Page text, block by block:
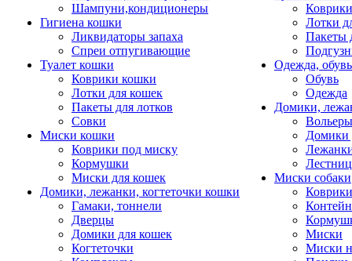
Шампуни,кондиционеры
Гигиена кошки
Ликвидаторы запаха
Спреи отпугивающие
Туалет кошки
Коврики кошки
Лотки для кошек
Пакеты для лотков
Совки
Миски кошки
Коврики под миску
Кормушки
Миски для кошек
Домики, лежанки, когтеточки кошки
Гамаки, тоннели
Дверцы
Домики для кошек
Когтеточки
Коврики
Лотки
Пакеты
Одежда, обувь
Обувь
Одежда
Домики,
Домики
Миски собаки
Миски
Миски